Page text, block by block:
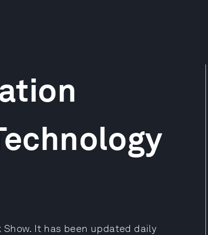
It has been updated daily